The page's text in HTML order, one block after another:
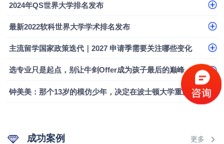
2024年QS世界大学排名发布
最新2022软科世界大学学术排名发布
主流留学国家政策迭代｜2027 申请季需要关注哪些变化
选专业只是起点，别让牛剑Offer成为孩子最后的巅峰
钟美美：那个13岁的模仿少年，决定在波士顿大学重新定义自己
成功案例 更多